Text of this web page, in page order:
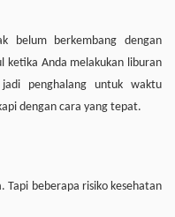
belum berkembang dengan
ketika Anda melakukan liburan
penghalang untuk waktu
dengan cara yang tepat.
Tapi beberapa risiko kesehatan